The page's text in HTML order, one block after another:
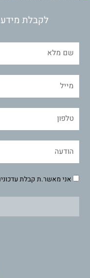
לקבלת
אני מאשר.ת קבלת